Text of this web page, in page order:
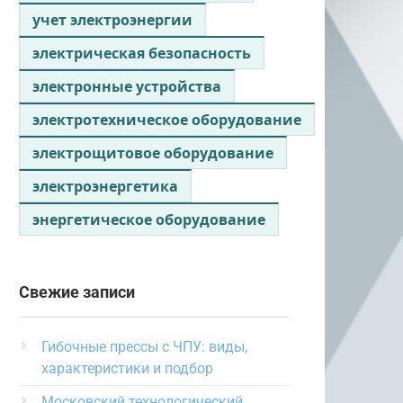
учет электроэнергии
электрическая безопасность
электронные устройства
электротехническое оборудование
электрощитовое оборудование
электроэнергетика
энергетическое оборудование
Свежие записи
Гибочные прессы с ЧПУ: виды,
характеристики и подбор